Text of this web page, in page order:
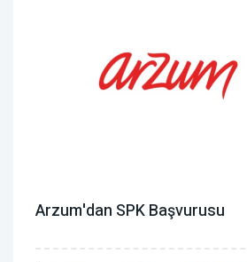
Arzum'dan SPK Başvurusu